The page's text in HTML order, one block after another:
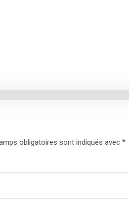
obligatoires sont indiqués avec *